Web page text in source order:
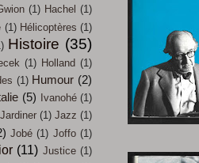
(1) Hachel (1)
(1) Hélicoptères (1)
Histoire (35)
(1) Holland (1)
(1) Humour (2)
(5) Ivanohé (1)
Jardiner (1) Jazz (1)
Jobé (1) Joffo (1)
(11) Justice (1)